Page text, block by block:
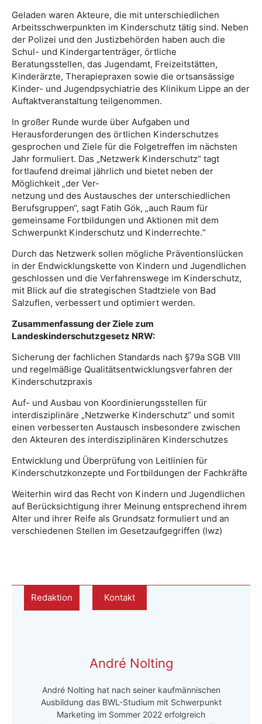
Geladen waren Akteure, die mit unterschiedlichen
Arbeitsschwerpunkten im Kinderschutz tätig sind. Neben
der Polizei und den Justizbehörden haben auch die
Schul- und Kindergartenträger, örtliche
Beratungsstellen, das Jugendamt, Freizeitstätten,
Kinderärzte, Therapiepraxen sowie die ortsansässige
Kinder- und Jugendpsychiatrie des Klinikum Lippe an der
Auftaktveranstaltung teilgenommen.
In großer Runde wurde über Aufgaben und
Herausforderungen des örtlichen Kinderschutzes
gesprochen und Ziele für die Folgetreffen im nächsten
Jahr formuliert. Das „Netzwerk Kinderschutz“ tagt
fortlaufend dreimal jährlich und bietet neben der
Möglichkeit „der Ver-
netzung und des Austausches der unterschiedlichen
Berufsgruppen“, sagt Fatih Gök, „auch Raum für
gemeinsame Fortbildungen und Aktionen mit dem
Schwerpunkt Kinderschutz und Kinderrechte.“
Durch das Netzwerk sollen mögliche Präventionslücken
in der Endwicklungskette von Kindern und Jugendlichen
geschlossen und die Verfahrenswege im Kinderschutz,
mit Blick auf die strategischen Stadtziele von Bad
Salzuflen, verbessert und optimiert werden.
Zusammenfassung der Ziele zum
Landeskinderschutzgesetz NRW:
Sicherung der fachlichen Standards nach §79a SGB VIII
und regelmäßige Qualitätsentwicklungsverfahren der
Kinderschutzpraxis
Auf- und Ausbau von Koordinierungsstellen für
interdisziplinäre „Netzwerke Kinderschutz“ und somit
einen verbesserten Austausch insbesondere zwischen
den Akteuren des interdisziplinären Kinderschutzes
Entwicklung und Überprüfung von Leitlinien für
Kinderschutzkonzepte und Fortbildungen der Fachkräfte
Weiterhin wird das Recht von Kindern und Jugendlichen
auf Berücksichtigung ihrer Meinung entsprechend ihrem
Alter und ihrer Reife als Grundsatz formuliert und an
verschiedenen Stellen im Gesetzaufgegriffen (lwz)
Redaktion Kontakt
André Nolting
André Nolting hat nach seiner kaufmännischen
Ausbildung das BWL-Studium mit Schwerpunkt
Marketing im Sommer 2022 erfolgreich